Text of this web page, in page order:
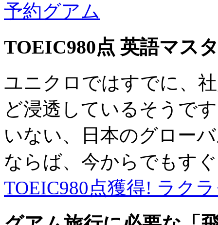
予約グアム
TOEIC980点 英語マス
ユニクロではすでに、
ど浸透しているそうで
いない、日本のグロー
ならば、今からでもす
TOEIC980点獲得! ラク